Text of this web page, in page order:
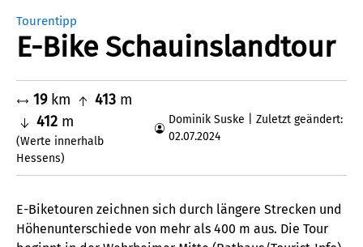
Tourentipp
E-Bike Schauinslandtour
19km 413 m
412 m
(Werte innerhalb
Hessens)
Dominik Suske | Zuletzt geändert:
02.07.2024
E-Biketouren zeichnen sich durch längere Strecken und
Höhenunterschiede von mehr als 400 m aus. Die Tour